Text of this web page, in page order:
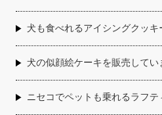
犬も食べれるアイシングクッ
犬の似顔絵ケーキを販売してい
ニセコでペットも乗れるラフ